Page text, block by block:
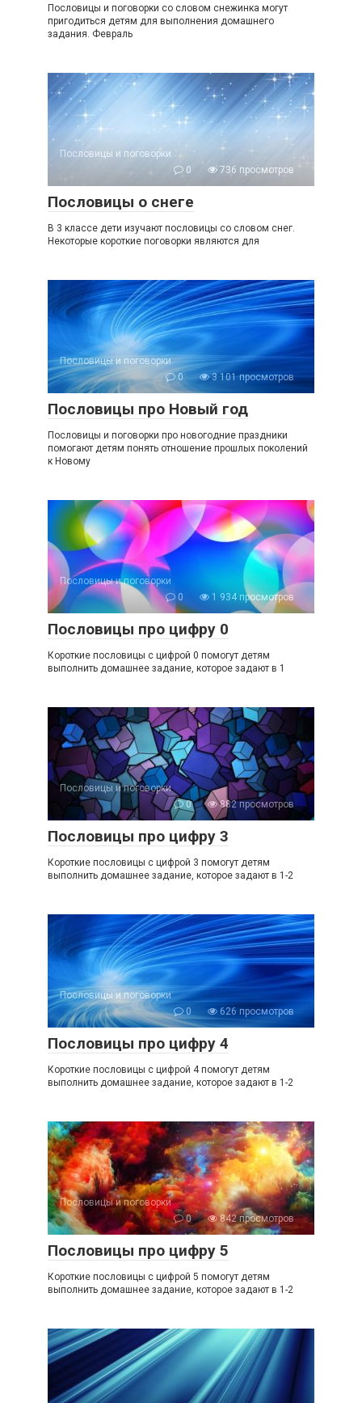
Пословицы и поговорки со словом снежинка могут
пригодиться детям для выполнения домашнего
задания. Февраль
Пословицы и поговорки
0
736 просмотров
Пословицы о снеге
В 3 классе дети изучают пословицы со словом снег.
Некоторые короткие поговорки являются для
Пословицы и поговорки
0
3 101 просмотров
Пословицы про Новый год
Пословицы и поговорки про новогодние праздники
помогают детям понять отношение прошлых поколений
к Новому
Пословицы и поговорки
0
1 934 просмотров
Пословицы про цифру 0
Короткие пословицы с цифрой 0 помогут детям
выполнить домашнее задание, которое задают в 1
Пословицы и поговорки
0
882 просмотров
Пословицы про цифру 3
Короткие пословицы с цифрой 3 помогут детям
выполнить домашнее задание, которое задают в 1-2
Пословицы и поговорки
0
626 просмотров
Пословицы про цифру 4
Короткие пословицы с цифрой 4 помогут детям
выполнить домашнее задание, которое задают в 1-2
Пословицы и поговорки
0
842 просмотров
Пословицы про цифру 5
Короткие пословицы с цифрой 5 помогут детям
выполнить домашнее задание, которое задают в 1-2